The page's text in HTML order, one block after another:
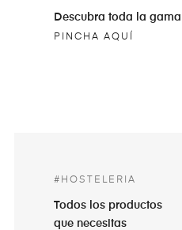
Descubra toda la gama
PINCHA AQUÍ
#HOSTELERIA
Todos los productos
que necesitas